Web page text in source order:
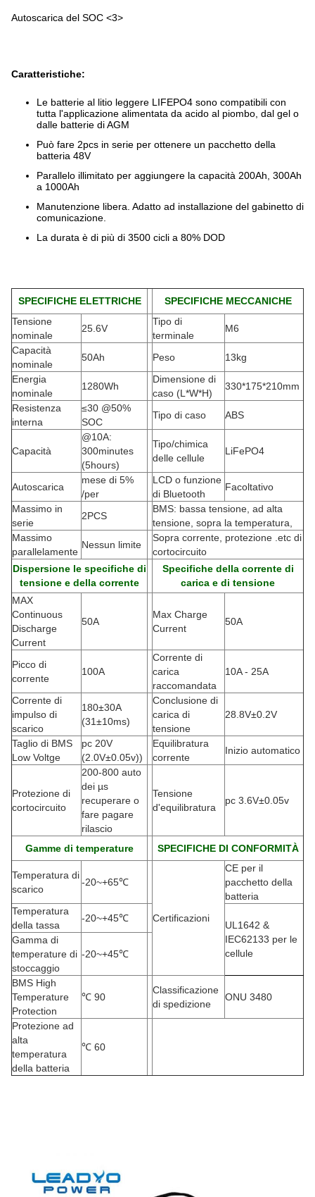
Autoscarica del SOC <3>
Caratteristiche:
Le batterie al litio leggere LIFEPO4 sono compatibili con
tutta l'applicazione alimentata da acido al piombo, dal gel o
dalle batterie di AGM
Può fare 2pcs in serie per ottenere un pacchetto della
batteria 48V
Parallelo illimitato per aggiungere la capacità 200Ah, 300Ah
a 1000Ah
Manutenzione libera. Adatto ad installazione del gabinetto di
comunicazione.
La durata è di più di 3500 cicli a 80% DOD
SPECIFICHE ELETTRICHE
SPECIFICHE MECCANICHE
Tensione
nominale
25.6V
Tipo di
terminale
M6
Capacità
nominale
50Ah Peso
13kg
Energia
nominale
1280Wh
Dimensione di
caso (L*W*H)
330*175*210mm
Resistenza
interna
≤30 @50%
SOC
Tipo di caso ABS
Capacità
@10A:
300minutes
(5hours)
Tipo/chimica
delle cellule
LiFePO4
Autoscarica
mese di 5%
/per
LCD o funzione
di Bluetooth
Facoltativo
Massimo in
serie
2PCS
BMS: bassa tensione, ad alta
tensione, sopra la temperatura,
Massimo
parallelamente
Nessun limite
Sopra corrente, protezione .etc di
cortocircuito
Dispersione le specifiche di
tensione e della corrente
Specifiche della corrente di
carica e di tensione
MAX
Continuous
Discharge
Current
50A
Max Charge
Current
50A
Picco di
corrente
100A
Corrente di
carica
raccomandata
10A - 25A
Corrente di
impulso di
scarico
180±30A
(31±10ms)
Conclusione di
carica di
tensione
28.8V±0.2V
Taglio di BMS
Low Voltge
pc 20V
(2.0V±0.05v))
Equilibratura
corrente
Inizio automatico
Protezione di
cortocircuito
200-800 auto
dei µs
recuperare o
fare pagare
rilascio
Tensione
d'equilibratura
pc 3.6V±0.05v
Gamme di temperature SPECIFICHE DI CONFORMITÀ
Temperatura di
scarico
-20~+65℃
Certificazioni
CE per il
pacchetto della
batteria
Temperatura
della tassa
-20~+45℃
UL1642 &
IEC62133 per le
cellule
Gamma di
temperature di
stoccaggio
-20~+45℃
BMS High
Temperature
Protection
℃ 90
Classificazione
di spedizione
ONU 3480
Protezione ad
alta
temperatura
della batteria
℃ 60